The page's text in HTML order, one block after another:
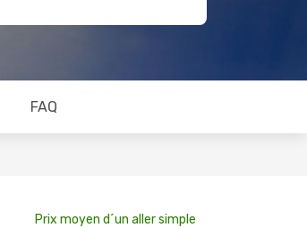
FAQ
Prix moyen d´un aller simple